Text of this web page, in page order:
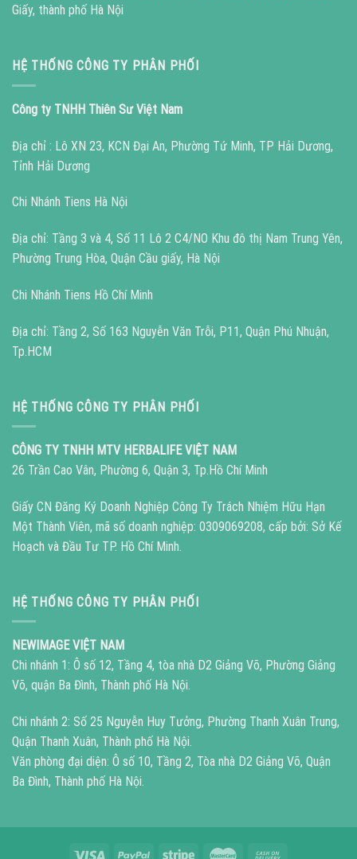
Giấy, thành phố Hà Nội
HỆ THỐNG CÔNG TY PHÂN PHỐI
Công ty TNHH Thiên Sư Việt Nam
Địa chỉ : Lô XN 23, KCN Đại An, Phường Tứ Minh, TP Hải Dương,
Tỉnh Hải Dương
Chi Nhánh Tiens Hà Nội
Địa chỉ: Tầng 3 và 4, Số 11 Lô 2 C4/NO Khu đô thị Nam Trung Yên,
Phường Trung Hòa, Quận Cầu giấy, Hà Nội
Chi Nhánh Tiens Hồ Chí Minh
Địa chỉ: Tầng 2, Số 163 Nguyễn Văn Trỗi, P11, Quận Phú Nhuận,
Tp.HCM
HỆ THỐNG CÔNG TY PHÂN PHỐI
CÔNG TY TNHH MTV HERBALIFE VIỆT NAM
26 Trần Cao Vân, Phường 6, Quận 3, Tp.Hồ Chí Minh
Giấy CN Đăng Ký Doanh Nghiệp Công Ty Trách Nhiệm Hữu Hạn
Một Thành Viên, mã số doanh nghiệp: 0309069208, cấp bởi: Sở Kế
Hoạch và Đầu Tư TP. Hồ Chí Minh.
HỆ THỐNG CÔNG TY PHÂN PHỐI
NEWIMAGE VIỆT NAM
Chi nhánh 1: Ô số 12, Tầng 4, tòa nhà D2 Giảng Võ, Phường Giảng
Võ, quận Ba Đình, Thành phố Hà Nội.
Chi nhánh 2: Số 25 Nguyễn Huy Tưởng, Phường Thanh Xuân Trung,
Quận Thanh Xuân, Thành phố Hà Nội.
Văn phòng đại diện: Ô số 10, Tầng 2, Tòa nhà D2 Giảng Võ, Quận
Ba Đình, Thành phố Hà Nội.